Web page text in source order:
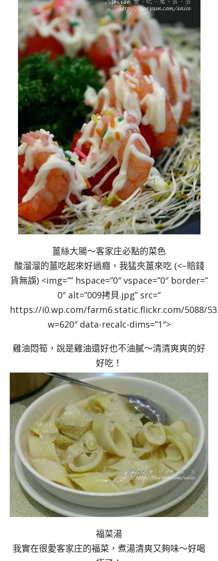
薑絲大腸～客家庄必點的菜色
酸溜溜的薑吃起來好過癮，我猛夾薑來吃 (<–賠錢
貨無誤) <img=”” hspace=”0″ vspace=”0″ border=”
0″ alt=”009拷貝.jpg” src=”
https://i0.wp.com/farm6.static.flickr.com/5088/
w=620″ data-recalc-dims=”1″>
雞油悶筍，說是雞油還好也不油膩～清清爽爽的好
好吃！
福菜湯
我實在很愛客家庄的福菜，煮湯清爽又夠味～好喝